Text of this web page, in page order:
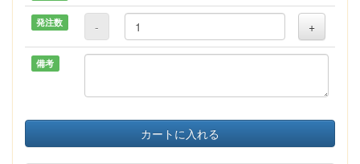
発注数 - +
備考
カートに入れる